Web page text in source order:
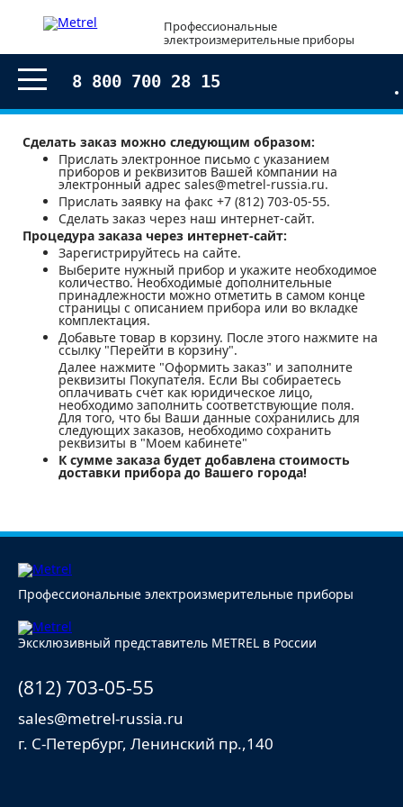
Профессиональные
электроизмерительные приборы
8 800 700 28 15
Сделать заказ можно следующим образом:
Прислать электронное письмо с указанием
приборов и реквизитов Вашей компании на
электронный адрес sales@metrel-russia.ru.
Прислать заявку на факс +7 (812) 703-05-55.
Сделать заказ через наш интернет-сайт.
Процедура заказа через интернет-сайт:
Зарегистрируйтесь на сайте.
Выберите нужный прибор и укажите необходимое
количество. Необходимые дополнительные
принадлежности можно отметить в самом конце
страницы с описанием прибора или во вкладке
комплектация.
Добавьте товар в корзину. После этого нажмите на
ссылку "Перейти в корзину".
Далее нажмите "Оформить заказ" и заполните
реквизиты Покупателя. Если Вы собираетесь
оплачивать счет как юридическое лицо,
необходимо заполнить соответствующие поля.
Для того, что бы Ваши данные сохранились для
следующих заказов, необходимо сохранить
реквизиты в "Моем кабинете"
К сумме заказа будет добавлена стоимость
доставки прибора до Вашего города!
Профессиональные электроизмерительные приборы
Эксклюзивный представитель METREL в России
(812) 703-05-55
sales@metrel-russia.ru
г. С-Петербург, Ленинский пр.,140